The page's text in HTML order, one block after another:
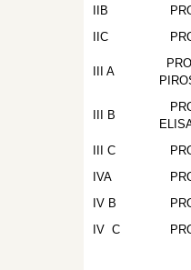
IIB
IIC
III A
III B
III C
IVA
IV B
IV C